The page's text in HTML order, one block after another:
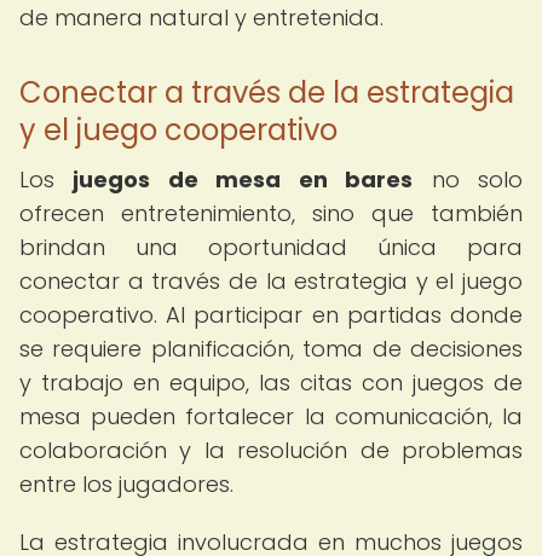
de manera natural y entretenida.
Conectar a través de la estrategia
y el juego cooperativo
Los juegos de mesa en bares no solo
ofrecen entretenimiento, sino que también
brindan una oportunidad única para
conectar a través de la estrategia y el juego
cooperativo. Al participar en partidas donde
se requiere planificación, toma de decisiones
y trabajo en equipo, las citas con juegos de
mesa pueden fortalecer la comunicación, la
colaboración y la resolución de problemas
entre los jugadores.
La estrategia involucrada en muchos juegos